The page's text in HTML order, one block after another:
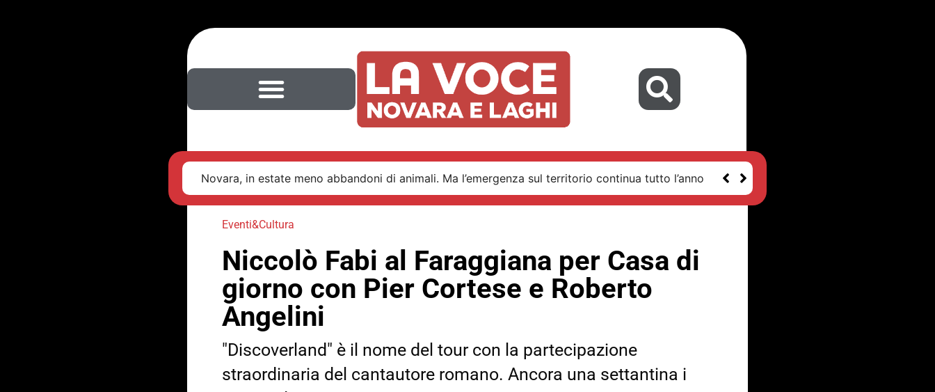
Novara, in estate meno abbandoni di animali. Ma l’emergenza sul territorio continua tutto l’anno
Eventi&Cultura
Niccolò Fabi al Faraggiana per Casa di
giorno con Pier Cortese e Roberto
Angelini
"Discoverland" è il nome del tour con la partecipazione
straordinaria del cantautore romano. Ancora una settantina i